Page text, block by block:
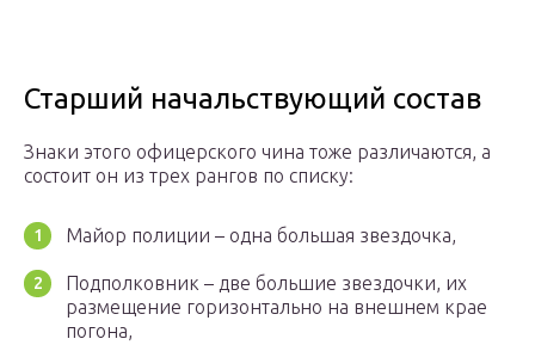
Старший начальствующий состав
Знаки этого офицерского чина тоже различаются, а
состоит он из трех рангов по списку:
Майор полиции – одна большая звездочка,
Подполковник – две большие звездочки, их
размещение горизонтально на внешнем крае
погона,